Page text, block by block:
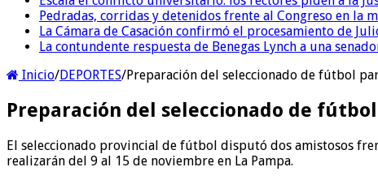
Pedradas, corridas y detenidos frente al Congreso en la
La Cámara de Casación confirmó el procesamiento de
La contundente respuesta de Benegas Lynch a una
Inicio/DEPORTES/Preparación del seleccionado de fútbol
Preparación del seleccionado de
El seleccionado provincial de fútbol disputó dos amistosos
realizarán del 9 al 15 de noviembre en La Pampa.